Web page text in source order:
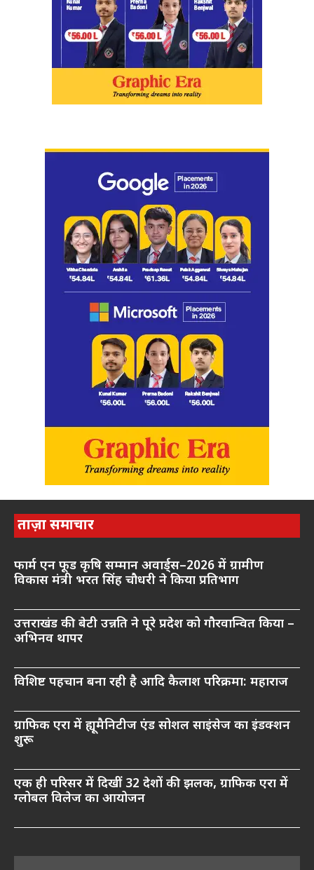
ताज़ा समाचार
फार्म एन फूड कृषि सम्मान अवार्ड्स–2026 में ग्रामीण
विकास मंत्री भरत सिंह चौधरी ने किया प्रतिभाग
उत्तराखंड की बेटी उन्नति ने पूरे प्रदेश को गौरवान्वित किया –
अभिनव थापर
विशिष्ट पहचान बना रही है आदि कैलाश परिक्रमा: महाराज
ग्राफिक एरा में ह्यूमैनिटीज एंड सोशल साइंसेज का इंडक्शन
शुरू
एक ही परिसर में दिखीं 32 देशों की झलक, ग्राफिक एरा में
ग्लोबल विलेज का आयोजन